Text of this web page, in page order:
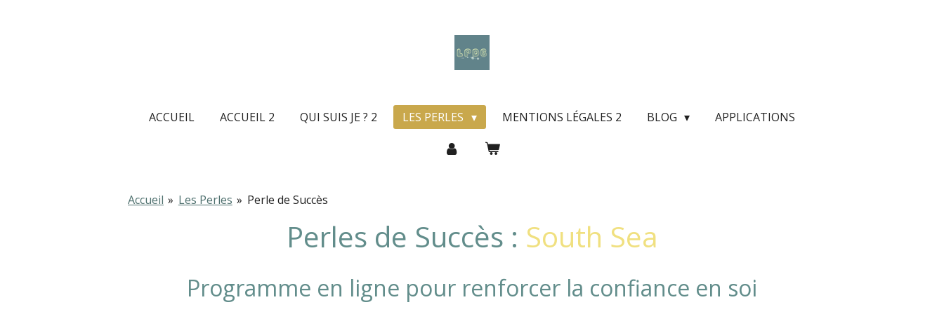
ACCUEIL ACCUEIL 2 QUI SUIS JE ? 2 LES PERLES MENTIONS LÉGALES 2 BLOG APPLICATIONS
Accueil » Les Perles » Perle de Succès
Perles de Succès : South Sea
Programme en ligne pour renforcer la confiance en soi